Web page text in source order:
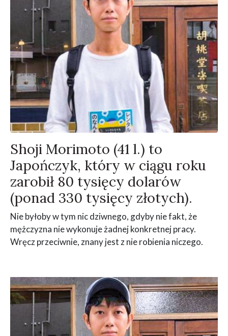
Shoji Morimoto (41 l.) to
Japończyk, który w ciągu roku
zarobił 80 tysięcy dolarów
(ponad 330 tysięcy złotych).
Nie byłoby w tym nic dziwnego, gdyby nie fakt, że
mężczyzna nie wykonuje żadnej konkretnej pracy.
Wręcz przeciwnie, znany jest z nie robienia niczego.